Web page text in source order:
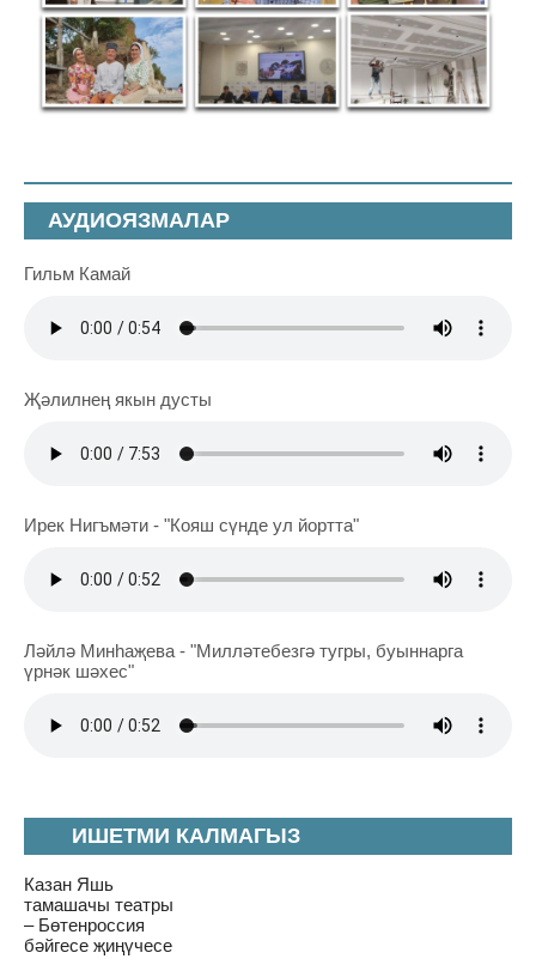
ИШЕТМИ КАЛМАГЫЗ
Казан Яшь
тамашачы театры
– Бөтенроссия
бәйгесе җиңүчесе
АУДИОЯЗМАЛАР
Гильм Камай
Җәлилнең якын дусты
Ирек Нигъмәти - "Кояш сүнде ул йортта"
Ләйлә Минһаҗева - "Милләтебезгә тугры, буыннарга
үрнәк шәхес"